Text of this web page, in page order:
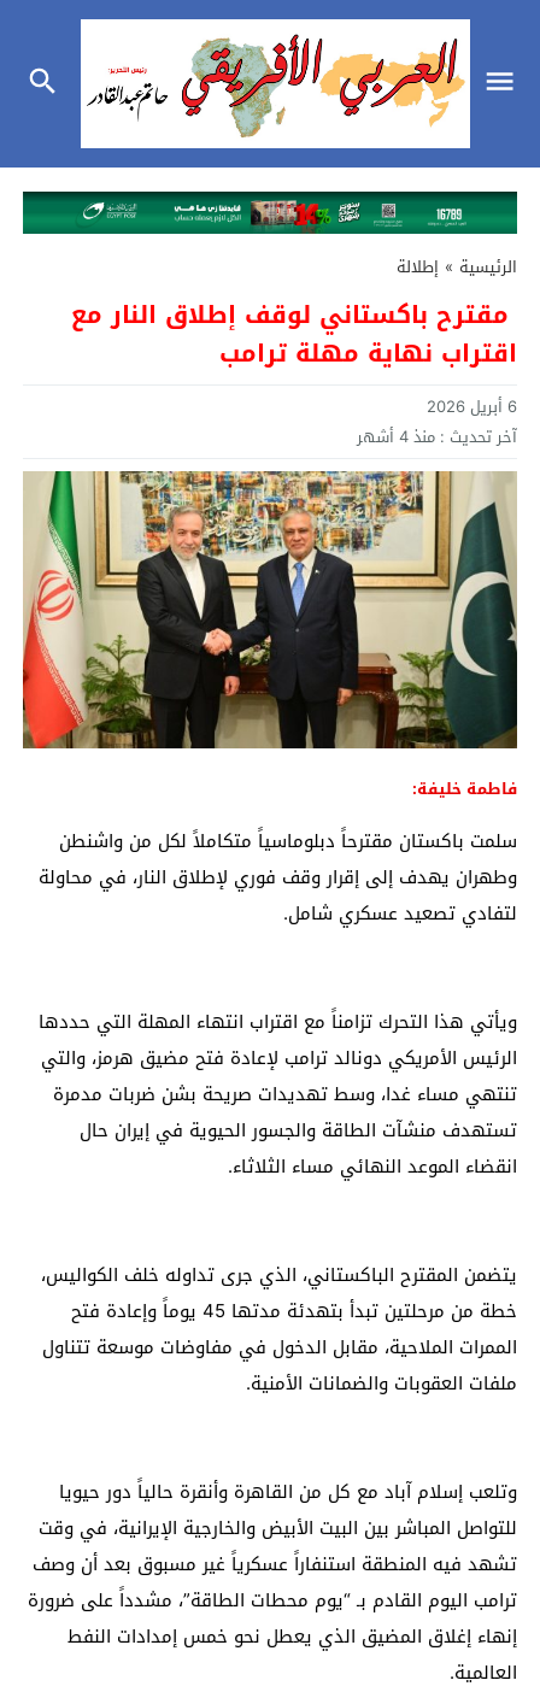
الرئيسية » إطلالة
مقترح باكستاني لوقف إطلاق النار مع
اقتراب نهاية مهلة ترامب
6 أبريل 2026
آخر تحديث : منذ 4 أشهر
فاطمة خليفة:
سلمت باكستان مقترحاً دبلوماسياً متكاملاً لكل من واشنطن
وطهران يهدف إلى إقرار وقف فوري لإطلاق النار، في محاولة
لتفادي تصعيد عسكري شامل.
ويأتي هذا التحرك تزامناً مع اقتراب انتهاء المهلة التي حددها
الرئيس الأمريكي دونالد ترامب لإعادة فتح مضيق هرمز، والتي
تنتهي مساء غدا، وسط تهديدات صريحة بشن ضربات مدمرة
تستهدف منشآت الطاقة والجسور الحيوية في إيران حال
انقضاء الموعد النهائي مساء الثلاثاء.
يتضمن المقترح الباكستاني، الذي جرى تداوله خلف الكواليس،
خطة من مرحلتين تبدأ بتهدئة مدتها 45 يوماً وإعادة فتح
الممرات الملاحية، مقابل الدخول في مفاوضات موسعة تتناول
ملفات العقوبات والضمانات الأمنية.
وتلعب إسلام آباد مع كل من القاهرة وأنقرة حالياً دور حيويا
للتواصل المباشر بين البيت الأبيض والخارجية الإيرانية، في وقت
تشهد فيه المنطقة استنفاراً عسكرياً غير مسبوق بعد أن وصف
ترامب اليوم القادم بـ “يوم محطات الطاقة”، مشدداً على ضرورة
إنهاء إغلاق المضيق الذي يعطل نحو خمس إمدادات النفط
العالمية.